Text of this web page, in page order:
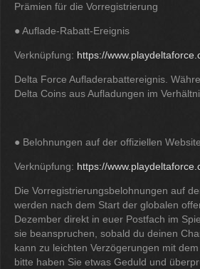
Prämien für die Vorregistrierung
● Auflade-Rabatt-Ereignis
Verknüpfung: https://
Delta Force Aufladerabattereignis.
Delta Coins aus Aufladungen im
● Belohnungen auf der offiziellen
Verknüpfung: https://
Die Vorregistrierungsbelohnungen auf
werden nach dem Start der globalen
Dezember direkt in euer Postfach im
sie beanspruchen, sobald du deinen
kann zu leichten Verzögerungen mit
bitte haben Sie etwas Geduld und